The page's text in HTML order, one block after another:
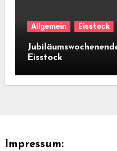
Allgemein Eisstock
Eisstock
Impressum: